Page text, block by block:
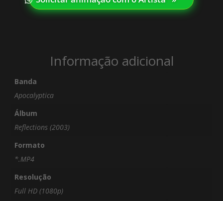
Informação adicional
Banda
Apocalyptica
Álbum
Reflections (2003)
Formato
*.MP4
Resolução
Full HD (1080p)